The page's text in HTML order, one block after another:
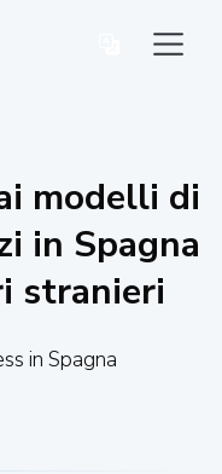
modelli di
in Spagna
stranieri
in Spagna